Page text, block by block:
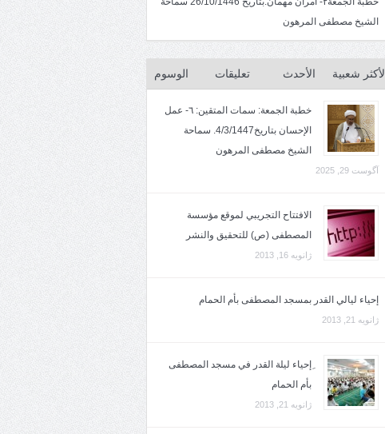
الشيخ مصطفى المرهون
الأكثر شعبية الأحدث تعليقات الوسوم
خطبة الجمعة: سمات المتقين: ٦- عمل
الإحسان بتاريخ4/3/1447. سماحة
الشيخ مصطفى المرهون
آگوست 29, 2025
الافتتاح التجريبي لموقع مؤسسة
المصطفى (ص) للتحقيق والنشر
ژانویه 16, 2013
إحياء ليالي القدر بمسجد المصطفى بأم الحمام
ژانویه 21, 2013
ِإحياء ليلة القدر في مسجد المصطفى
بأم الحمام
ژانویه 21, 2013